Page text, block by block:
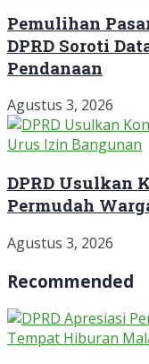
Pemulihan
DPRD Soroti
Pendanaan
Agustus 3, 2026
DPRD Usulkan
Permudah
Agustus 3, 2026
Recommended